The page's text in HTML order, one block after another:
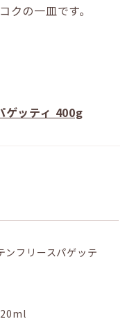
クの一皿です。
ゲッティ 400g
フリースパゲッテ